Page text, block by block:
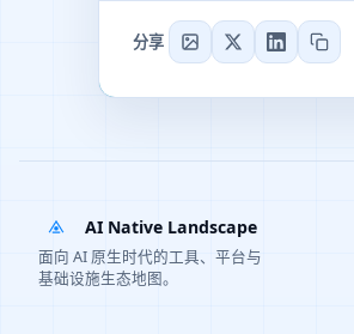
分享
AI Native Landscape
面向 AI 原生时代的工具、平台与
基础设施生态地图。